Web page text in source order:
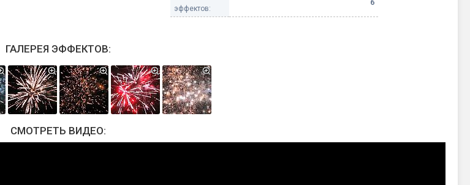
эффектов:
6
ГАЛЕРЕЯ ЭФФЕКТОВ:
СМОТРЕТЬ ВИДЕО: